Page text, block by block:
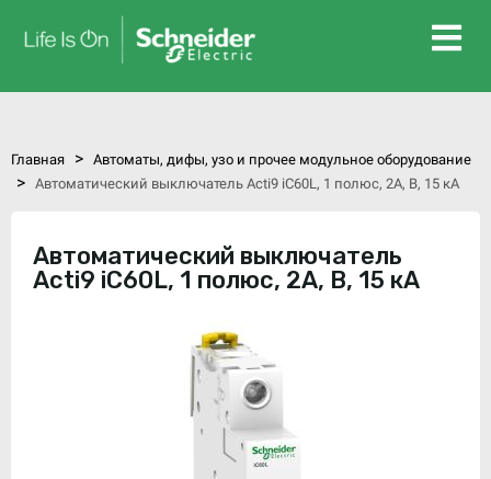
Главная > Автоматы, дифы, узо и прочее модульное оборудование
> Автоматический выключатель Acti9 iC60L, 1 полюс, 2А, В, 15 кА
Автоматический выключатель
Acti9 iC60L, 1 полюс, 2А, В, 15 кА